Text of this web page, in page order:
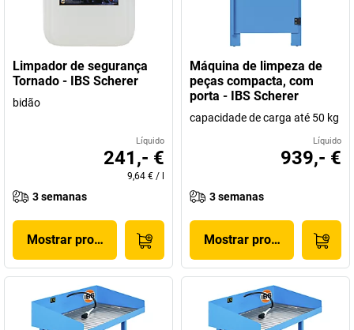
Limpador de segurança
Tornado - IBS Scherer
bidão
Líquido
241,- €
9,64 € /
3 semanas
Mostrar produto
Máquina de limpeza de
peças compacta, com
porta - IBS Scherer
capacidade de carga até 50 kg
Líquido
939,- €
3 semanas
Mostrar produto